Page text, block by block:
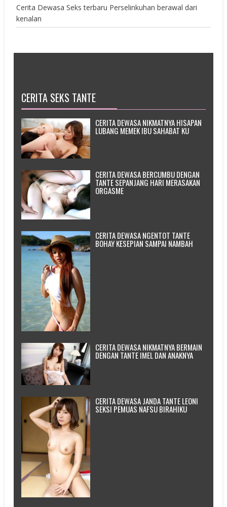
Cerita Dewasa Seks terbaru Perselinkuhan berawal dari
kenalan
CERITA SEKS TANTE
CERITA DEWASA NIKMATNYA HISAPAN
LUBANG MEMEK IBU SAHABAT KU
CERITA DEWASA BERCUMBU DENGAN
TANTE SEPANJANG HARI MERASAKAN
ORGASME
CERITA DEWASA NGENTOT TANTE
BOHAY KESEPIAN SAMPAI NAMBAH
CERITA DEWASA NIKMATNYA BERMAIN
DENGAN TANTE IMEL DAN ANAKNYA
CERITA DEWASA JANDA TANTE LEONI
SEKSI PEMUAS NAFSU BIRAHIKU